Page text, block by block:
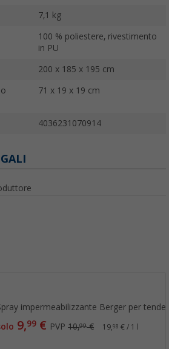
7,1 kg
100 % poliestere, rivestimento
in PU
200 x 185 x 195 cm
71 x 19 x 19 cm
4036231070914
impermeabilizzante Berger per tende
9,99 € PVP10,99€ 19,98 € / 1 l